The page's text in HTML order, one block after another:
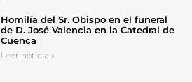
Homilía del Sr. Obispo en el funeral
de D. José Valencia en la Catedral de
Cuenca
Leer noticia »